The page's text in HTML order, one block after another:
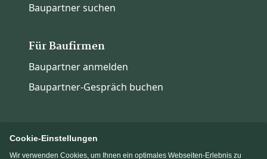
Baupartner suchen
Für Baufirmen
Baupartner anmelden
Baupartner-Gespräch buchen
Cookie-Einstellungen
Wir verwenden Cookies, um Ihnen ein optimales Webseiten-Erlebnis zu